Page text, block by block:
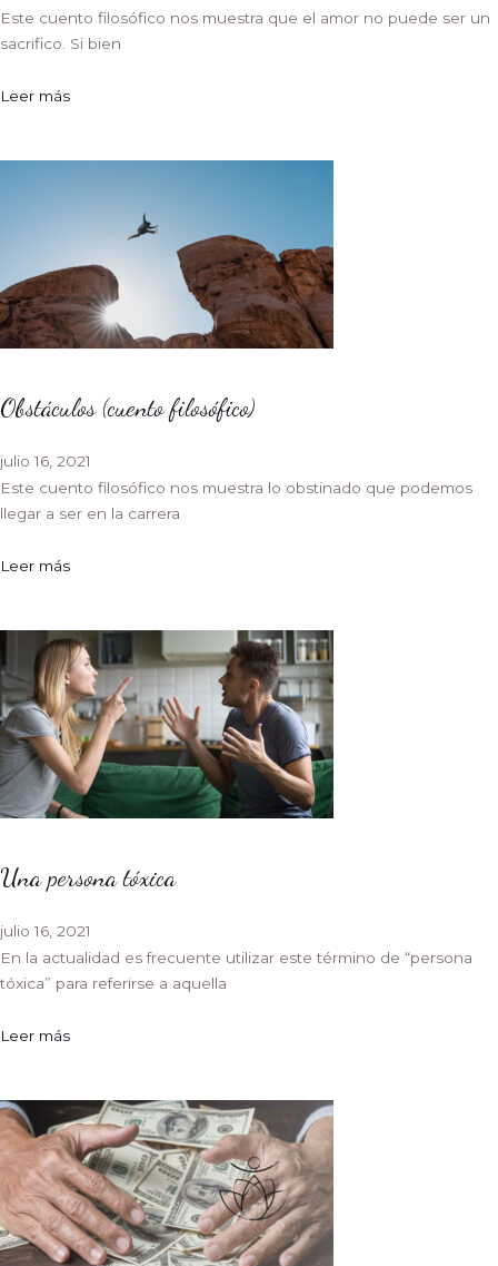
Este cuento filosófico nos muestra que el amor no puede ser un
sacrifico. Si bien
Leer más
Obstáculos (cuento filosófico)
julio 16, 2021
Este cuento filosófico nos muestra lo obstinado que podemos
llegar a ser en la carrera
Leer más
Una persona tóxica
julio 16, 2021
En la actualidad es frecuente utilizar este término de “persona
tóxica” para referirse a aquella
Leer más